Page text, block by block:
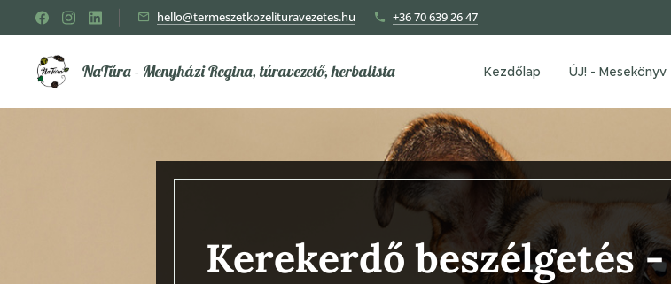
hello@termeszetkozelituravezetes.hu +36 70 639 26 47
NaTúra - Menyházi Regina, túravezető, herbalista Kezdőlap ÚJ! - Mesekönyv
Kerekerdő beszélgetés